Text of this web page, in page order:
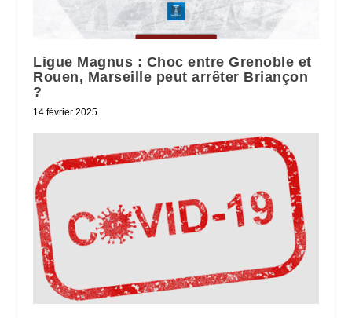
Ligue Magnus : Choc entre Grenoble et
Rouen, Marseille peut arrêter Briançon
?
14 février 2025